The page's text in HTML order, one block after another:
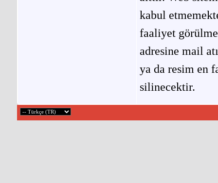
kabul
faaliyet
adresine mail
ya da resim en
silinecektir.